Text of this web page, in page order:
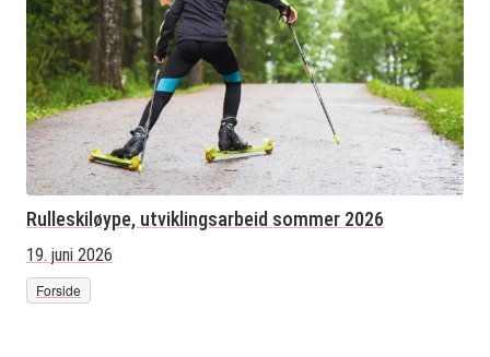
Rulleskiløype, utviklingsarbeid sommer 2026
19. juni 2026
Forside